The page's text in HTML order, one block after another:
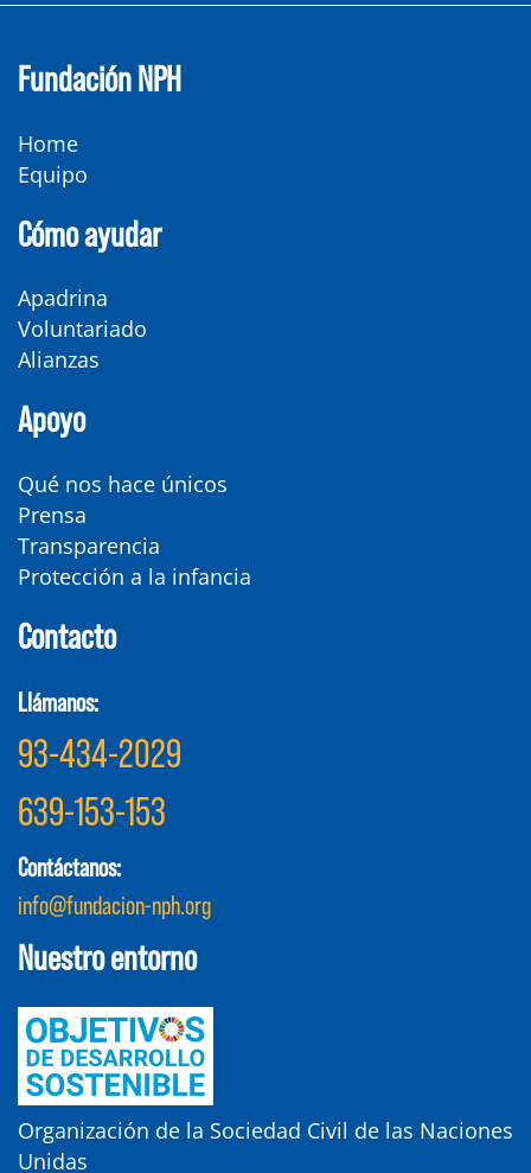
Fundación NPH
Home
Equipo
Cómo ayudar
Apadrina
Voluntariado
Alianzas
Apoyo
Qué nos hace únicos
Prensa
Transparencia
Protección a la infancia
Contacto
Llámanos:
93-434-2029
639-153-153
Contáctanos:
info@fundacion-nph.org
Nuestro entorno
Organización de la Sociedad Civil de las Naciones
Unidas